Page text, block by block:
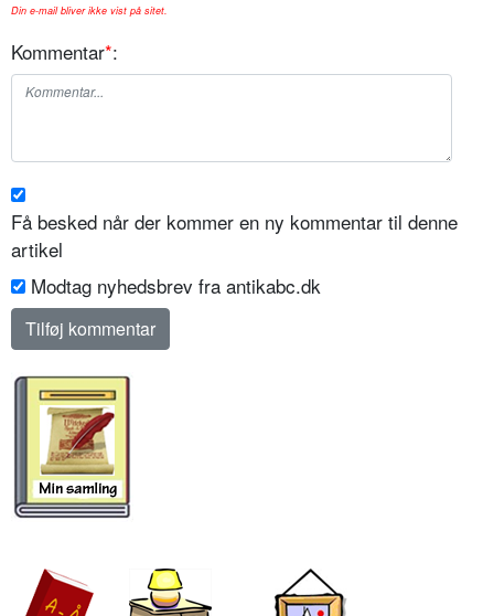
Din e-mail bliver ikke vist på sitet.
Kommentar*:
Få besked når der kommer en ny kommentar til denne
artikel
Modtag nyhedsbrev fra antikabc.dk